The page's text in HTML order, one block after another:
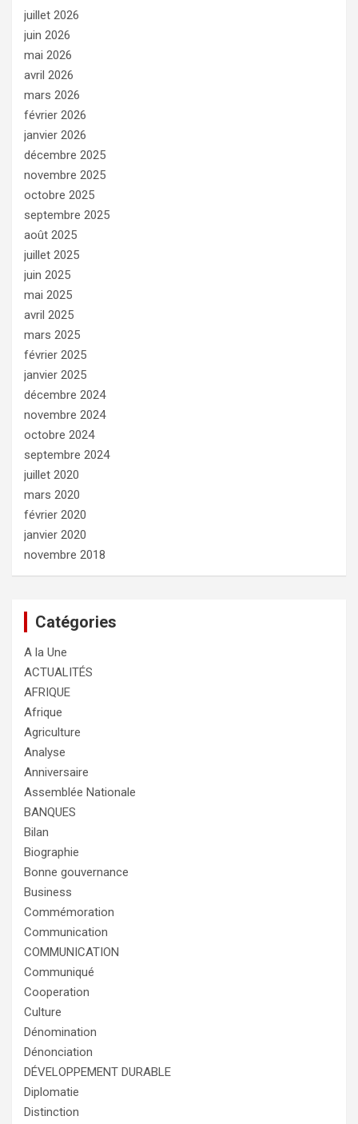
juillet 2026
juin 2026
mai 2026
avril 2026
mars 2026
février 2026
janvier 2026
décembre 2025
novembre 2025
octobre 2025
septembre 2025
août 2025
juillet 2025
juin 2025
mai 2025
avril 2025
mars 2025
février 2025
janvier 2025
décembre 2024
novembre 2024
octobre 2024
septembre 2024
juillet 2020
mars 2020
février 2020
janvier 2020
novembre 2018
Catégories
A la Une
ACTUALITÉS
AFRIQUE
Afrique
Agriculture
Analyse
Anniversaire
Assemblée Nationale
BANQUES
Bilan
Biographie
Bonne gouvernance
Business
Commémoration
Communication
COMMUNICATION
Communiqué
Cooperation
Culture
Dénomination
Dénonciation
DÉVELOPPEMENT DURABLE
Diplomatie
Distinction